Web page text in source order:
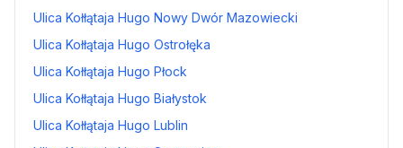
Ulica Kołłątaja Hugo Nowy Dwór Mazowiecki
Ulica Kołłątaja Hugo Ostrołęka
Ulica Kołłątaja Hugo Płock
Ulica Kołłątaja Hugo Białystok
Ulica Kołłątaja Hugo Lublin